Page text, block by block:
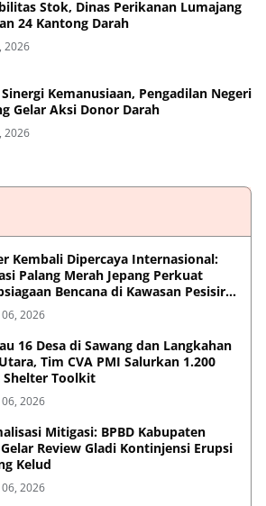
Stok, Dinas Perikanan Lumajang
24 Kantong Darah
2026
Kemanusiaan, Pengadilan Negeri
Gelar Aksi Donor Darah
2026
Kembali Dipercaya Internasional:
Palang Merah Jepang Perkuat
Bencana di Kawasan Pesisir
2026
16 Desa di Sawang dan Langkahan
Tim CVA PMI Salurkan 1.200
Shelter Toolkit
2026
Mitigasi: BPBD Kabupaten
Review Gladi Kontinjensi Erupsi
Kelud
2026